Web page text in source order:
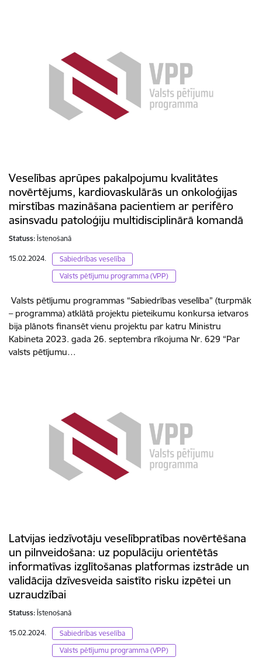
Veselības aprūpes pakalpojumu kvalitātes
novērtējums, kardiovaskulārās un onkoloģijas
mirstības mazināšana pacientiem ar perifēro
asinsvadu patoloģiju multidisciplinārā komandā
Statuss: Īstenošanā
15.02.2024.
Sabiedrības veselība
Valsts pētījumu programma (VPP)
Valsts pētījumu programmas “Sabiedrības veselība” (turpmāk
– programma) atklātā projektu pieteikumu konkursa ietvaros
bija plānots finansēt vienu projektu par katru Ministru
Kabineta 2023. gada 26. septembra rīkojuma Nr. 629 “Par
valsts pētījumu…
Latvijas iedzīvotāju veselībpratības novērtēšana
un pilnveidošana: uz populāciju orientētās
informatīvas izglītošanas platformas izstrāde un
validācija dzīvesveida saistīto risku izpētei un
uzraudzībai
Statuss: Īstenošanā
15.02.2024.
Sabiedrības veselība
Valsts pētījumu programma (VPP)